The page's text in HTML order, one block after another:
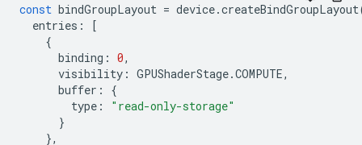
const bindGroupLayout = device.createBindGroupLayout
entries :
[
{
binding : 0,
visibility : GPUShaderStage.COMPUTE,
buffer :
{
type :
"read-only-storage"
}
},